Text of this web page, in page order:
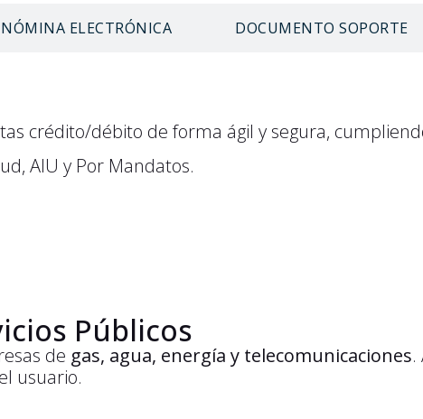
NÓMINA ELECTRÓNICA DOCUMENTO SOPORTE
crédito/débito de forma ágil y segura,
AIU y Por Mandatos.
Públicos
de gas, agua, energía y telecomunicaciones
usuario.